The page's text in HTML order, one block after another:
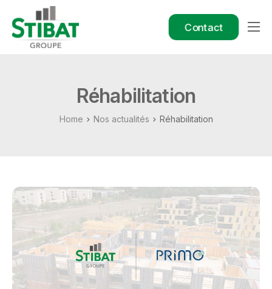
Le Groupe
Nos références
Contact
Réhabilitation
Home Nos actualités Réhabilitation